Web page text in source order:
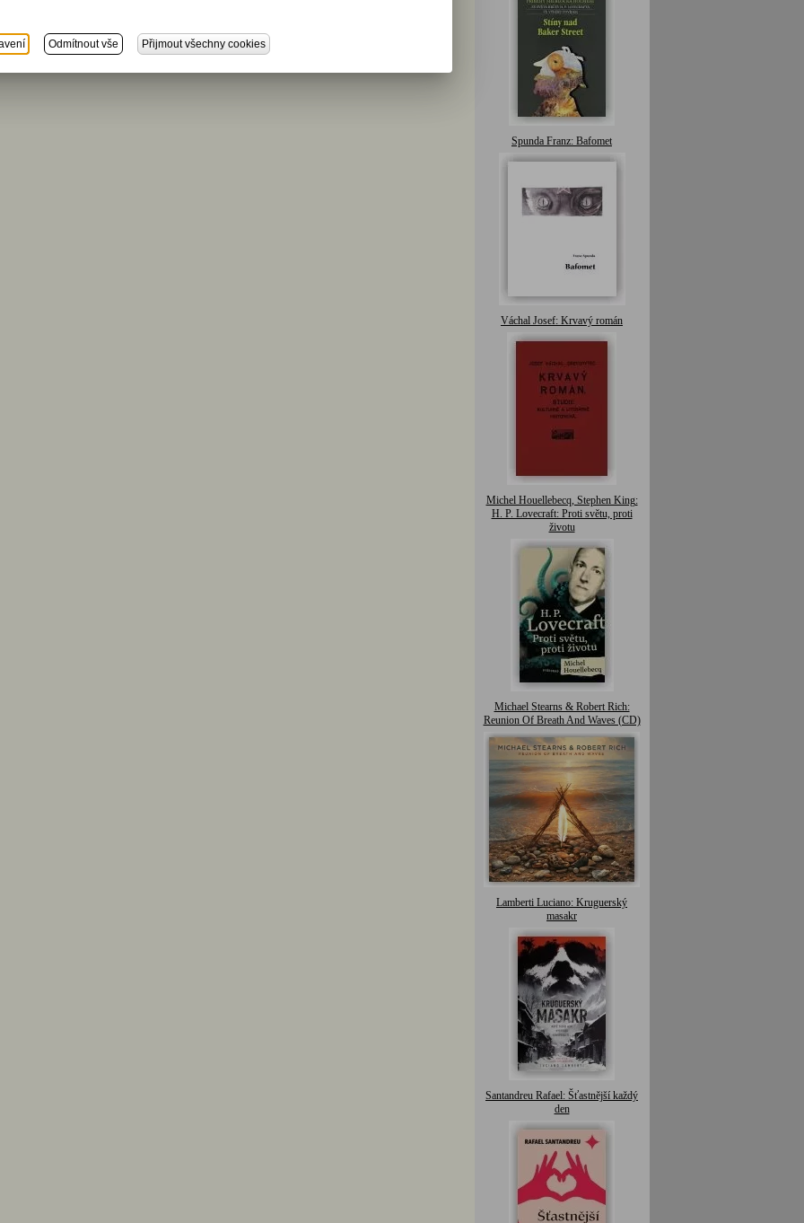
Spunda Franz: Bafomet
Váchal Josef: Krvavý román
Michel Houellebecq, Stephen King:
H. P. Lovecraft: Proti světu, proti
životu
Michael Stearns & Robert Rich:
Reunion Of Breath And Waves (CD)
Lamberti Luciano: Kruguerský
masakr
Santandreu Rafael: Šťastnější každý
den
Odmítnout vše Přijmout všechny cookies